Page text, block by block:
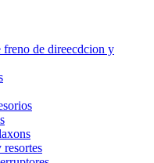
freno de direecdcion y
resortes